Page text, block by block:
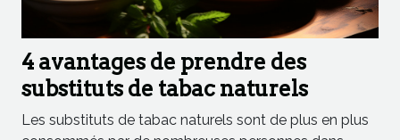
4 avantages de prendre des
substituts de tabac naturels
Les substituts de tabac naturels sont de plus en plus